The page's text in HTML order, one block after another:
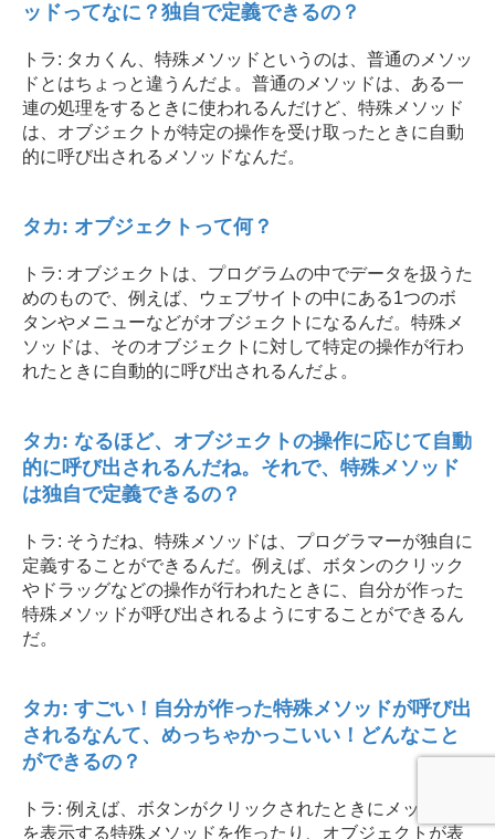
ッドってなに？独自で定義できるの？
トラ: タカくん、特殊メソッドというのは、普通のメソッ
ドとはちょっと違うんだよ。普通のメソッドは、ある一
連の処理をするときに使われるんだけど、特殊メソッド
は、オブジェクトが特定の操作を受け取ったときに自動
的に呼び出されるメソッドなんだ。
タカ: オブジェクトって何？
トラ: オブジェクトは、プログラムの中でデータを扱うた
めのもので、例えば、ウェブサイトの中にある1つのボ
タンやメニューなどがオブジェクトになるんだ。特殊メ
ソッドは、そのオブジェクトに対して特定の操作が行わ
れたときに自動的に呼び出されるんだよ。
タカ: なるほど、オブジェクトの操作に応じて自動
的に呼び出されるんだね。それで、特殊メソッド
は独自で定義できるの？
トラ: そうだね、特殊メソッドは、プログラマーが独自に
定義することができるんだ。例えば、ボタンのクリック
やドラッグなどの操作が行われたときに、自分が作った
特殊メソッドが呼び出されるようにすることができるん
だ。
タカ: すごい！自分が作った特殊メソッドが呼び出
されるなんて、めっちゃかっこいい！どんなこと
ができるの？
トラ: 例えば、ボタンがクリックされたときにメッセージ
を表示する特殊メソッドを作ったり、オブジェクトが表